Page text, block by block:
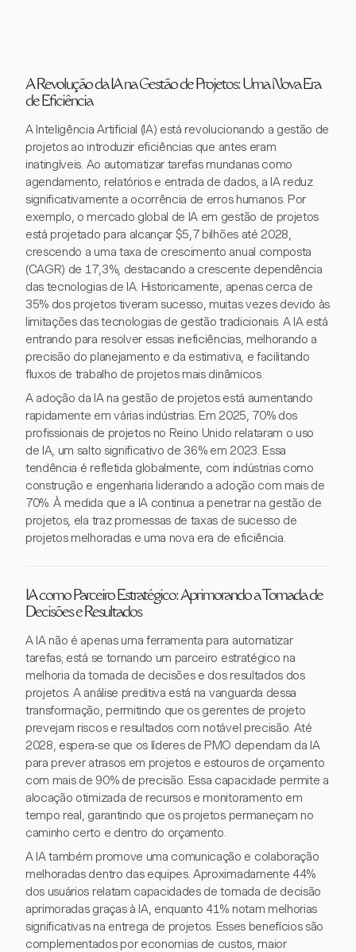
A Revolução da IA na Gestão de Projetos: Uma Nova Era
de Eficiência
A Inteligência Artificial (IA) está revolucionando a gestão de
projetos ao introduzir eficiências que antes eram
inatingíveis. Ao automatizar tarefas mundanas como
agendamento, relatórios e entrada de dados, a IA reduz
significativamente a ocorrência de erros humanos. Por
exemplo, o mercado global de IA em gestão de projetos
está projetado para alcançar $5,7 bilhões até 2028,
crescendo a uma taxa de crescimento anual composta
(CAGR) de 17,3%, destacando a crescente dependência
das tecnologias de IA. Historicamente, apenas cerca de
35% dos projetos tiveram sucesso, muitas vezes devido às
limitações das tecnologias de gestão tradicionais. A IA está
entrando para resolver essas ineficiências, melhorando a
precisão do planejamento e da estimativa, e facilitando
fluxos de trabalho de projetos mais dinâmicos.
A adoção da IA na gestão de projetos está aumentando
rapidamente em várias indústrias. Em 2025, 70% dos
profissionais de projetos no Reino Unido relataram o uso
de IA, um salto significativo de 36% em 2023. Essa
tendência é refletida globalmente, com indústrias como
construção e engenharia liderando a adoção com mais de
70%. À medida que a IA continua a penetrar na gestão de
projetos, ela traz promessas de taxas de sucesso de
projetos melhoradas e uma nova era de eficiência.
IA como Parceiro Estratégico: Aprimorando a Tomada de
Decisões e Resultados
A IA não é apenas uma ferramenta para automatizar
tarefas; está se tornando um parceiro estratégico na
melhoria da tomada de decisões e dos resultados dos
projetos. A análise preditiva está na vanguarda dessa
transformação, permitindo que os gerentes de projeto
prevejam riscos e resultados com notável precisão. Até
2028, espera-se que os líderes de PMO dependam da IA
para prever atrasos em projetos e estouros de orçamento
com mais de 90% de precisão. Essa capacidade permite a
alocação otimizada de recursos e monitoramento em
tempo real, garantindo que os projetos permaneçam no
caminho certo e dentro do orçamento.
A IA também promove uma comunicação e colaboração
melhoradas dentro das equipes. Aproximadamente 44%
dos usuários relatam capacidades de tomada de decisão
aprimoradas graças à IA, enquanto 41% notam melhorias
significativas na entrega de projetos. Esses benefícios são
complementados por economias de custos, maior